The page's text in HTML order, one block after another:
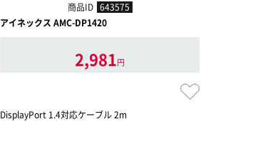
商品ID 643575
アイネックス AMC-DP1420
2,981円
DisplayPort 1.4対応ケーブル 2m